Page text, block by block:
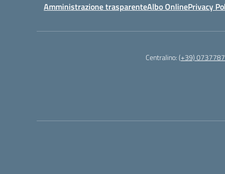
Amministrazione trasparenteAlbo OnlinePrivacy
Centralino:(+39)